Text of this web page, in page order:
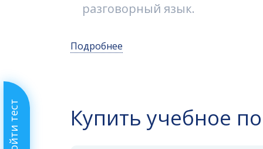
Пройти тест
разговорный язык.
Подробнее
Купить учебное